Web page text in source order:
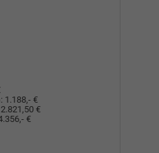
: 1.188,- €
2.821,50 €
€